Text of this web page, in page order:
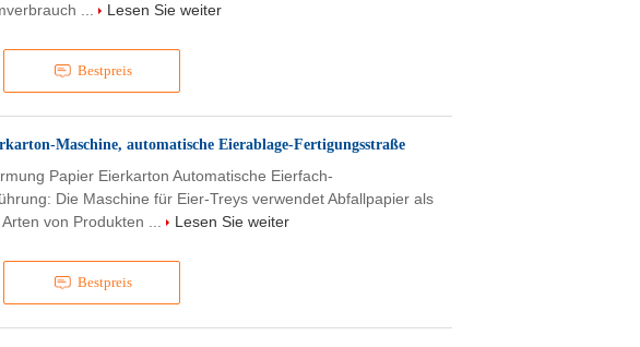
Bestpreis
...
Lesen Sie weiter
Maschine, automatische Eierablage-Fertigungsstraße
Bestpreis
Papier Eierkarton Automatische Eierfach-
Die Maschine für Eier-Treys verwendet Abfallpapier als
von Produkten ...
Lesen Sie weiter